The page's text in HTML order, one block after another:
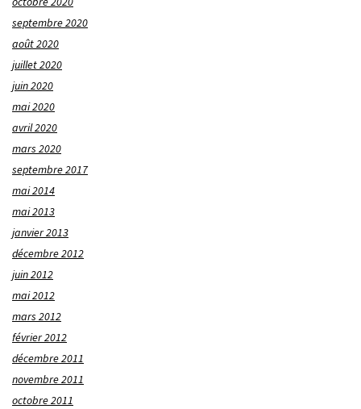
septembre 2020
août 2020
juillet 2020
juin 2020
mai 2020
avril 2020
mars 2020
septembre 2017
mai 2014
mai 2013
janvier 2013
décembre 2012
juin 2012
mai 2012
mars 2012
février 2012
décembre 2011
novembre 2011
octobre 2011